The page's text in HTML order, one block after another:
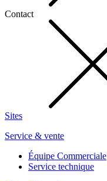
Contact
Sites
Service & vente
Équipe Commerciale
Service technique